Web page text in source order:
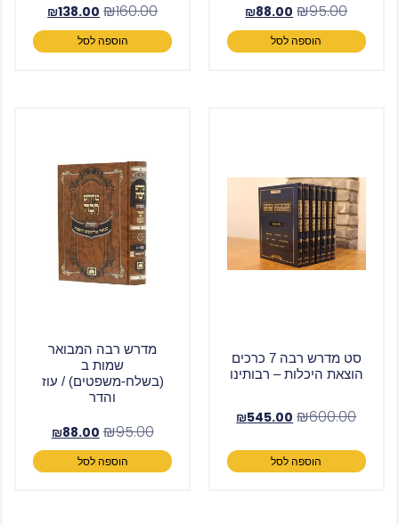
₪95.00
₪88.00
הוספה לסל
₪160.00
₪138.00
הוספה לסל
סט מדרש רבה 7 כרכים
הוצאת היכלות – רבותינו
₪600.00
₪545.00
הוספה לסל
מדרש רבה המבואר
שמות ב
(בשלח-משפטים) / עוז
והדר
₪95.00
₪88.00
הוספה לסל